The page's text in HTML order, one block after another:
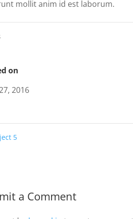
mollit anim id est laborum.
on
2016
5
a Comment